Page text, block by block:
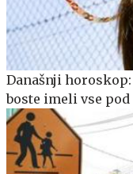
Današnji
boste imeli vse